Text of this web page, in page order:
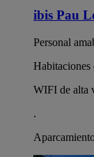
ibis Pau
Personal
Habitaciones
WIFI de alta
.